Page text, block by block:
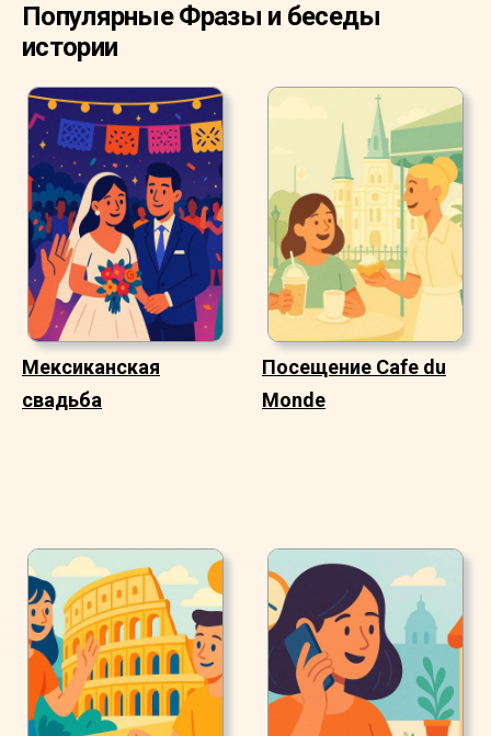
Популярные Фразы и беседы
истории
Мексиканская
свадьба
Посещение Cafe du
Monde